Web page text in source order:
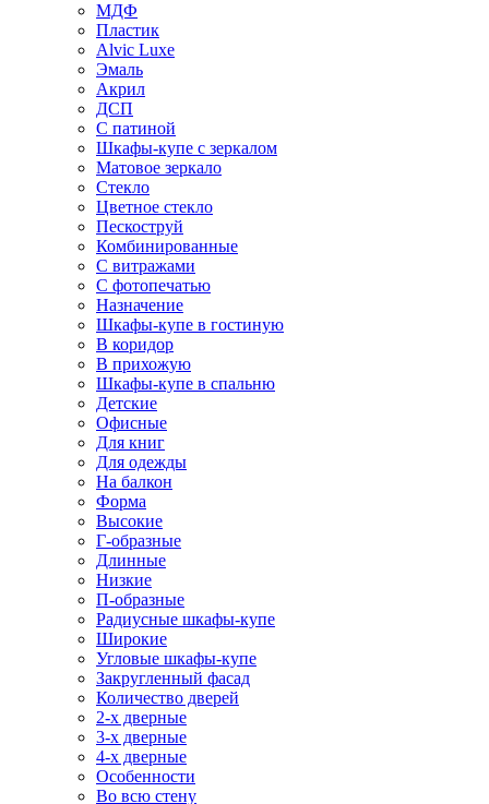
МДФ
Пластик
Alvic Luxe
Эмаль
Акрил
ДСП
С патиной
Шкафы-купе с зеркалом
Матовое зеркало
Стекло
Цветное стекло
Пескоструй
Комбинированные
С витражами
С фотопечатью
Назначение
Шкафы-купе в гостиную
В коридор
В прихожую
Шкафы-купе в спальню
Детские
Офисные
Для книг
Для одежды
На балкон
Форма
Высокие
Г-образные
Длинные
Низкие
П-образные
Радиусные шкафы-купе
Широкие
Угловые шкафы-купе
Закругленный фасад
Количество дверей
2-х дверные
3-х дверные
4-х дверные
Особенности
Во всю стену